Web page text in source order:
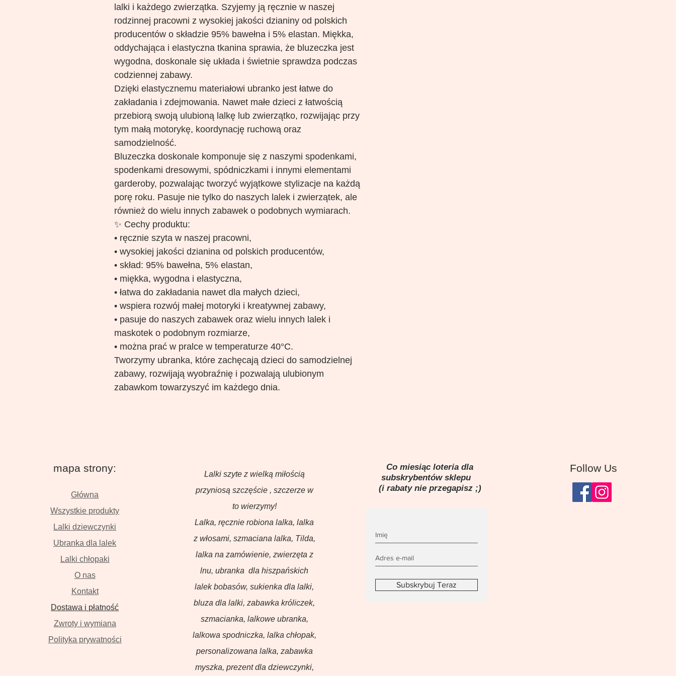
lalki i każdego zwierzątka. Szyjemy ją ręcznie w naszej
rodzinnej pracowni z wysokiej jakości dzianiny od polskich
producentów o składzie 95% bawełna i 5% elastan. Miękka,
oddychająca i elastyczna tkanina sprawia, że bluzeczka jest
wygodna, doskonale się układa i świetnie sprawdza podczas
codziennej zabawy.
Dzięki elastycznemu materiałowi ubranko jest łatwe do
zakładania i zdejmowania. Nawet małe dzieci z łatwością
przebiorą swoją ulubioną lalkę lub zwierzątko, rozwijając przy
tym małą motorykę, koordynację ruchową oraz
samodzielność.
Bluzeczka doskonale komponuje się z naszymi spodenkami,
spodenkami dresowymi, spódniczkami i innymi elementami
garderoby, pozwalając tworzyć wyjątkowe stylizacje na każdą
porę roku. Pasuje nie tylko do naszych lalek i zwierzątek, ale
również do wielu innych zabawek o podobnych wymiarach.
✨ Cechy produktu:
• ręcznie szyta w naszej pracowni,
• wysokiej jakości dzianina od polskich producentów,
• skład: 95% bawełna, 5% elastan,
• miękka, wygodna i elastyczna,
• łatwa do zakładania nawet dla małych dzieci,
• wspiera rozwój małej motoryki i kreatywnej zabawy,
• pasuje do naszych zabawek oraz wielu innych lalek i
maskotek o podobnym rozmiarze,
• można prać w pralce w temperaturze 40°C.
Tworzymy ubranka, które zachęcają dzieci do samodzielnej
zabawy, rozwijają wyobraźnię i pozwalają ulubionym
zabawkom towarzyszyć im każdego dnia.
mapa strony:
Główna
Wszystkie produkty
Lalki dziewczynki
Ubranka dla lalek
Lalki chłopaki
O nas
Kontakt
Dostawa i płatność
Zwroty i wymiana
Polityka prywatności
Lalki szyte z wielką miłością
przyniosą szczęście , szczerze w
to wierzymy!
Lalka, ręcznie robiona lalka, lalka
z włosami, szmaciana lalka, Tilda,
lalka na zamówienie, zwierzęta z
lnu, ubranka dla hiszpańskich
lalek bobasów, sukienka dla lalki,
bluza dla lalki, zabawka króliczek,
szmacianka, lalkowe ubranka,
lalkowa spodniczka, lalka chłopak,
personalizowana lalka, zabawka
myszka, prezent dla dziewczynki,
Co miesiąc loteria dla
subskrybentów sklepu
(i rabaty nie przegapisz ;)
Subskrybuj Teraz
Follow Us